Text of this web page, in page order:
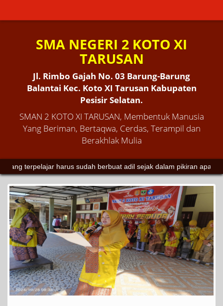
SMA NEGERI 2 KOTO XI
TARUSAN
Jl. Rimbo Gajah No. 03 Barung-Barung
Balantai Kec. Koto XI Tarusan Kabupaten
Pesisir Selatan.
SMAN 2 KOTO XI TARUSAN, Membentuk Manusia
Yang Beriman, Bertaqwa, Cerdas, Terampil dan
Berakhlak Mulia
harus sudah berbuat adil sejak dalam pikiran apalagi dalam